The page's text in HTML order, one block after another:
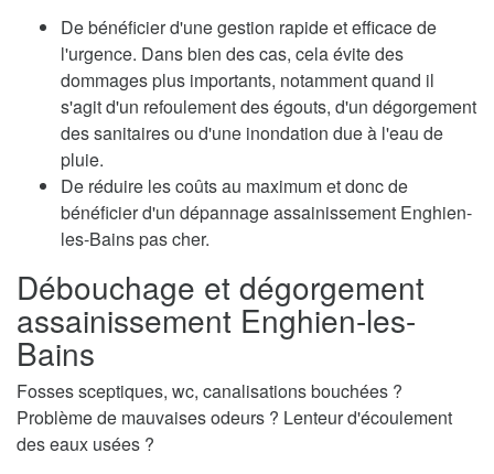
De bénéficier d'une gestion rapide et efficace de
l'urgence. Dans bien des cas, cela évite des
dommages plus importants, notamment quand il
s'agit d'un refoulement des égouts, d'un dégorgement
des sanitaires ou d'une inondation due à l'eau de
pluie.
De réduire les coûts au maximum et donc de
bénéficier d'un dépannage assainissement Enghien-
les-Bains pas cher.
Débouchage et dégorgement
assainissement Enghien-les-
Bains
Fosses sceptiques, wc, canalisations bouchées ?
Problème de mauvaises odeurs ? Lenteur d'écoulement
des eaux usées ?